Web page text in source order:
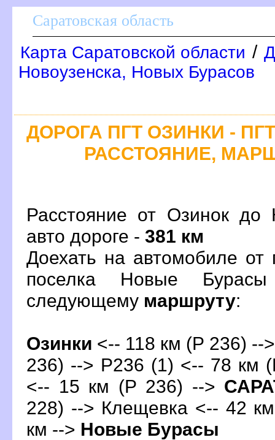
Саратовская область
Карта Саратовской области /
Новоузенска, Новых Бурасо
ДОРОГА ПГТ ОЗИНКИ -
РАССТОЯНИЕ,
Расстояние от Озинок
авто дороге - 381 км
Доехать на автомобиле от
поселка Новые
следующему маршруту:
Озинки <-- 118 км (Р 236)
236) --> Р236 (1) <-- 78 км
<-- 15 км (Р 236) -->
228) --> Клещевка <-- 42
км --> Новые Бурасы